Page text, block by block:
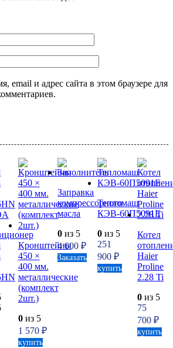
email и адрес сайта в этом браузере для
Кронштейны
450 ×
400 мм.
металлические
(комплект
2шт.)
0из 5
1 570 ₽
купить
Заправка
компрессорного
масла
0 из 5
4 000₽
Заказать
Тепломаш
КЭВ-60П5091Е
0 из 5
251
900₽
купить
Котел
Haier
Proline
2.28 Ti
0из 5
75
700 ₽
купить